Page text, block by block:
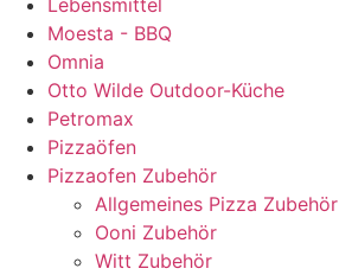
Lebensmittel
Moesta - BBQ
Omnia
Otto Wilde Outdoor-Küche
Petromax
Pizzaöfen
Pizzaofen Zubehör
Allgemeines Pizza Zubehör
Ooni Zubehör
Witt Zubehör